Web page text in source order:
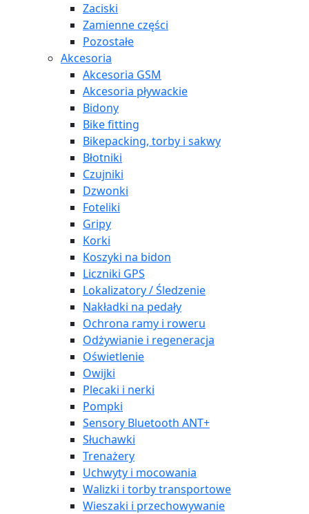
Zaciski
Zamienne części
Pozostałe
Akcesoria
Akcesoria GSM
Akcesoria pływackie
Bidony
Bike fitting
Bikepacking, torby i sakwy
Błotniki
Czujniki
Dzwonki
Foteliki
Gripy
Korki
Koszyki na bidon
Liczniki GPS
Lokalizatory / Śledzenie
Nakładki na pedały
Ochrona ramy i roweru
Odżywianie i regeneracja
Oświetlenie
Owijki
Plecaki i nerki
Pompki
Sensory Bluetooth ANT+
Słuchawki
Trenażery
Uchwyty i mocowania
Walizki i torby transportowe
Wieszaki i przechowywanie